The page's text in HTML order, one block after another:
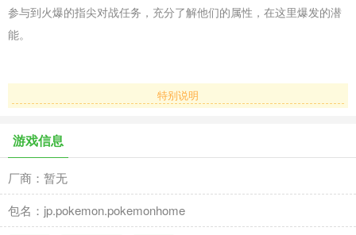
参与到火爆的指尖对战任务，充分了解他们的属性，在这里爆发的潜
能。
特别说明
游戏信息
厂商：暂无
包名：jp.pokemon.pokemonhome